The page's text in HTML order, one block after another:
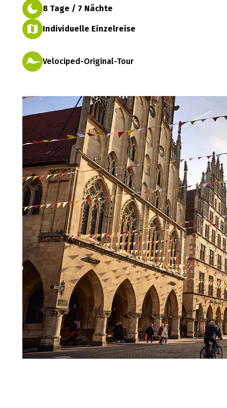
8 Tage / 7 Nächte
Individuelle Einzelreise
Velociped-Original-Tour